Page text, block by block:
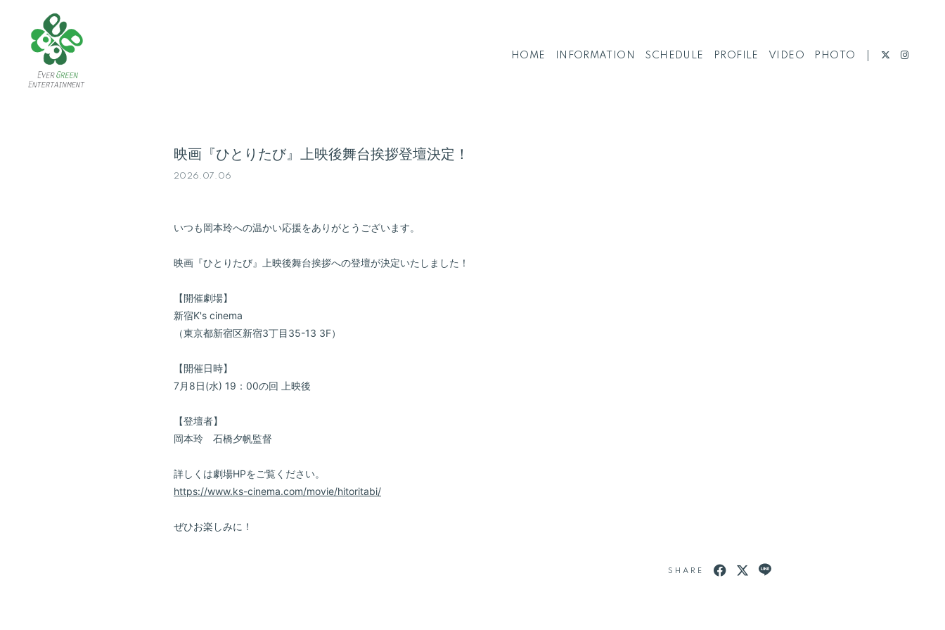
HOME INFORMATION SCHEDULE PROFILE VIDEO PHOTO
映画『ひとりたび』上映後舞台挨拶登壇決定！
2026.07.06
いつも岡本玲への温かい応援をありがとうございます。
映画『ひとりたび』上映後舞台挨拶への登壇が決定いたしました！
【開催劇場】
新宿K's cinema
（東京都新宿区新宿3丁目35-13 3F）
【開催日時】
7月8日(水) 19：00の回 上映後
【登壇者】
岡本玲 石橋夕帆監督
詳しくは劇場HPをご覧ください。
https://www.ks-cinema.com/movie/hitoritabi/
ぜひお楽しみに！
SHARE